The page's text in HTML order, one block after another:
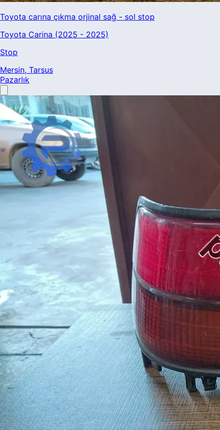
Toyota carına çıkma orjinal sağ - sol stop
Toyota Carina (2025 - 2025)
Stop
Mersin, Tarsus
Pazarlık